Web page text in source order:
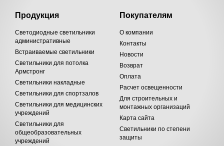
Продукция
Светодиодные светильники
административные
Встраиваемые светильники
Светильники для потолка
Армстронг
Светильники накладные
Светильники для спортзалов
Светильники для медицинских
учреждений
Светильники для
общеобразовательных
учреждений
Покупателям
О компании
Контакты
Новости
Возврат
Оплата
Расчет освещенности
Для строительных и
монтажных организаций
Карта сайта
Светильники по степени
защиты